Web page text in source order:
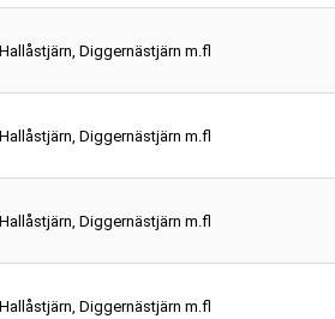
Diggernästjärn m.fl
Diggernästjärn m.fl
Diggernästjärn m.fl
Diggernästjärn m.fl